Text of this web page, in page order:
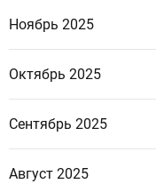
Ноябрь 2025
Октябрь 2025
Сентябрь 2025
Август 2025